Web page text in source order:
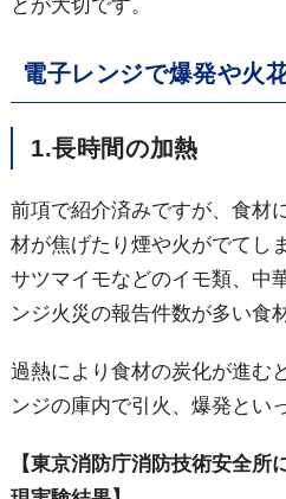
とが大切です。
電子レンジで爆発や火
1.長時間の加熱
前項で紹介済みですが、食材
材が焦げたり煙や火がでてし
サツマイモなどのイモ類、中
ンジ火災の報告件数が多い食
過熱により食材の炭化が進む
ンジの庫内で引火、爆発とい
【東京消防庁消防技術安全